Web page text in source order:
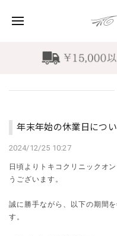
年末年始の休業日につ
2024/12/25 10:27
日頃よりトキコクリニックオ
うございます。
誠に勝手ながら、以下の期間
す。